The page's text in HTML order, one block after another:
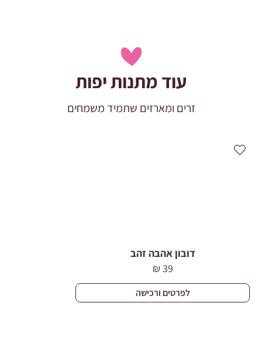
עוד מתנות יפות
זרים ומארזים שתמיד משמחים
דובון אהבה זהב
39
₪
לפרטים ורכישה